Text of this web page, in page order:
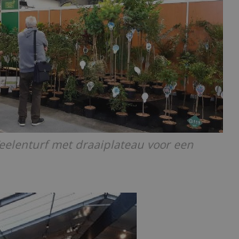
met draaiplateau voor een